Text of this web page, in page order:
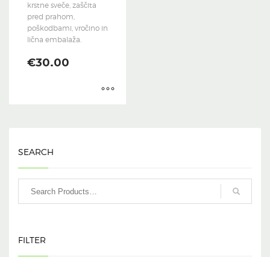
krstne sveče, zaščita
pred prahom,
poškodbami, vročino in
lična embalaža.
€30.00
SEARCH
FILTER